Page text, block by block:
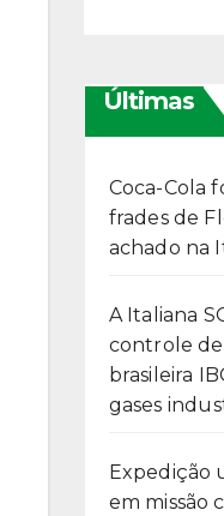
Últimas
Coca-Cola
frades de
achado na
A Italiana
controle
brasileira
gases
Expedição
em missão